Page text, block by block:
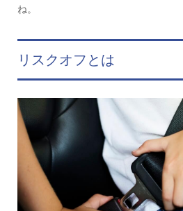
ね。
リスクオフとは